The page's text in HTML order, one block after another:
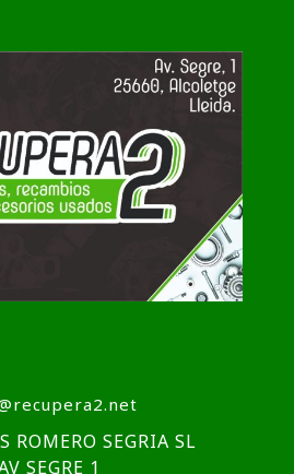
ROMERO SEGRIA SL
SEGRE 1